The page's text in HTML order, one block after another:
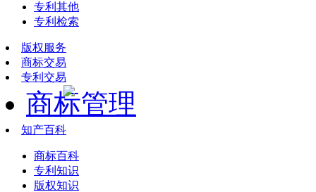
专利其他
专利检索
版权服务
商标交易
专利交易
商标管理
知产百科
商标百科
专利知识
版权知识